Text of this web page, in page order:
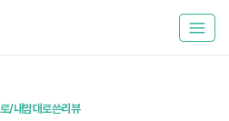
/내맘대로쓴리뷰